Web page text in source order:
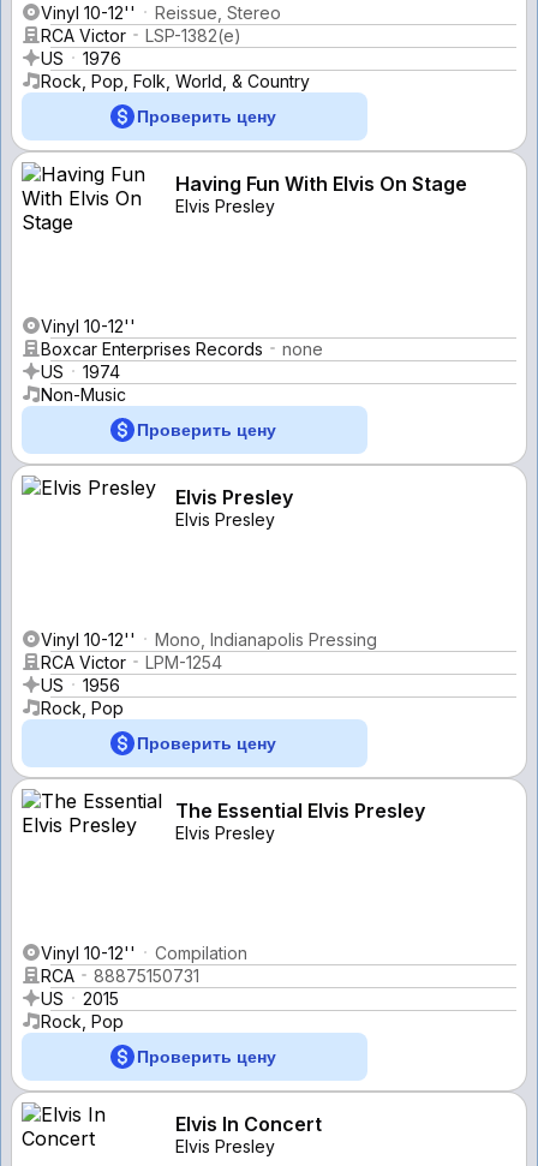
Vinyl 10-12''
Reissue, Stereo
RCA Victor
LSP-1382(e)
US
1976
Rock, Pop, Folk, World, & Country
Проверить цену
Having Fun With Elvis On Stage
Elvis Presley
Vinyl 10-12''
Boxcar Enterprises Records
none
US
1974
Non-Music
Проверить цену
Elvis Presley
Elvis Presley
Vinyl 10-12''
Mono, Indianapolis Pressing
RCA Victor
LPM-1254
US
1956
Rock, Pop
Проверить цену
The Essential Elvis Presley
Elvis Presley
Vinyl 10-12''
Compilation
RCA
88875150731
US
2015
Rock, Pop
Проверить цену
Elvis In Concert
Elvis Presley